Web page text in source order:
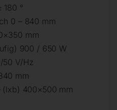
180 °
0 – 840 mm
mm
900 / 650 W
50 V/Hz
mm
(lxb) 400×500 mm